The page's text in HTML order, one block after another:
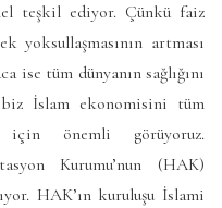
teşkil ediyor. Çünkü faiz
yoksullaşmasının artması
ise tüm dünyanın sağlığını
İslam ekonomisini tüm
için önemli görüyoruz.
Kurumu’nun (HAK)
HAK’ın kuruluşu İslami